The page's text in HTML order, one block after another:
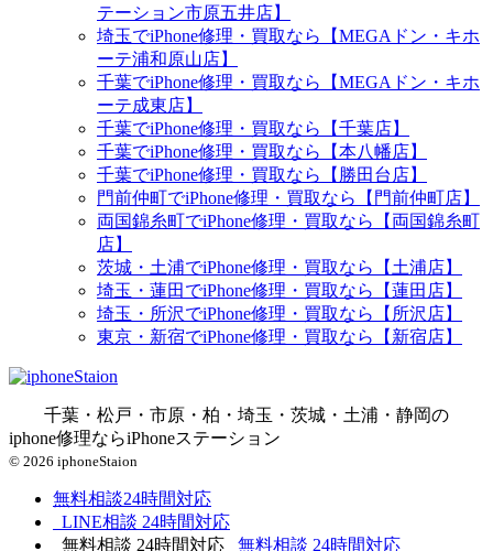
テーション市原五井店】
埼玉でiPhone修理・買取なら【MEGAドン・キホ
ーテ浦和原山店】
千葉でiPhone修理・買取なら【MEGAドン・キホ
ーテ成東店】
千葉でiPhone修理・買取なら【千葉店】
千葉でiPhone修理・買取なら【本八幡店】
千葉でiPhone修理・買取なら【勝田台店】
門前仲町でiPhone修理・買取なら【門前仲町店】
両国錦糸町でiPhone修理・買取なら【両国錦糸町
店】
茨城・土浦でiPhone修理・買取なら【土浦店】
埼玉・蓮田でiPhone修理・買取なら【蓮田店】
埼玉・所沢でiPhone修理・買取なら【所沢店】
東京・新宿でiPhone修理・買取なら【新宿店】
千葉・松戸・市原・柏・埼玉・茨城・土浦・静岡の
iphone修理ならiPhoneステーション
© 2026 iphoneStaion
無料相談24時間対応
LINE相談 24時間対応
無料相談 24時間対応 無料相談 24時間対応